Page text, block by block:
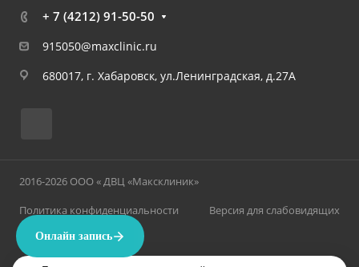
+ 7 (4212) 91-50-50
915050@maxclinic.ru
680017, г. Хабаровск, ул.Ленинградская, д.27А
2016-2026 ООО « ДВЦ «Максклиник»
Политика конфиденциальности
Версия для слабовидящих